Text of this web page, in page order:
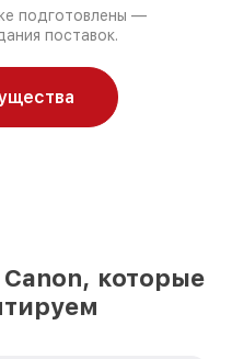
подготовлены —
поставок.
которые